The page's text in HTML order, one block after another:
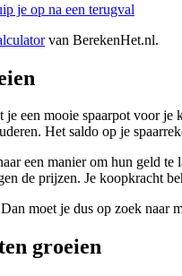
je op na een terugval
van BerekenHet.nl.
een mooie spaarpot voor
Het saldo op je
een manier om hun geld
de prijzen. Je koopkracht
moet je dus op zoek naar
groeien